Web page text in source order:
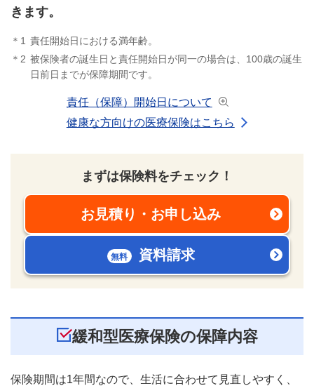
きます。
＊1 責任開始日における満年齢。
＊2 被保険者の誕生日と責任開始日が同一の場合は、100歳の誕生
日前日までが保障期間です。
責任（保障）開始日について モーダルウィンド
健康な方向けの医療保険はこちら
まずは保険料をチェック！
お見積り・お申し込み
新規ウィンドウを開きま
無料 資料請求
新規ウィンドウを開きま
緩和型医療保険の保障内容
保険期間は1年間なので、生活に合わせて見直しやすく、